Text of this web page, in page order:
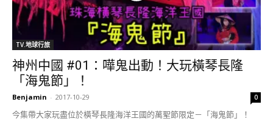
TV.地球行旅
神州中國 #01：嘩鬼出動！大玩橫琴長隆
「海鬼節」！
Benjamin - 2017-10-29 0
今集帶大家玩盡位於橫琴長隆海洋王國的萬聖節限定－「海鬼節」！